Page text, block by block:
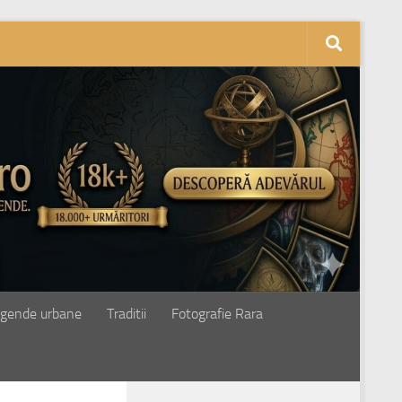
urbane Traditii Fotografie Rara